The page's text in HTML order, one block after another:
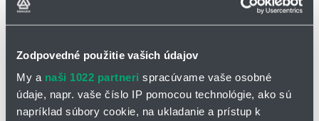
Zodpovedné použitie vašich údajov
My a naši 1022 partneri spracúvame vaše osobné
údaje, napr. vaše číslo IP pomocou technológie, ako sú
napríklad súbory cookie, na ukladanie a prístup k
Vnútorná výška hi:23 mm
Vnútorná šírka Bi: 31 mm
Rozstup článkov:30,5 mm